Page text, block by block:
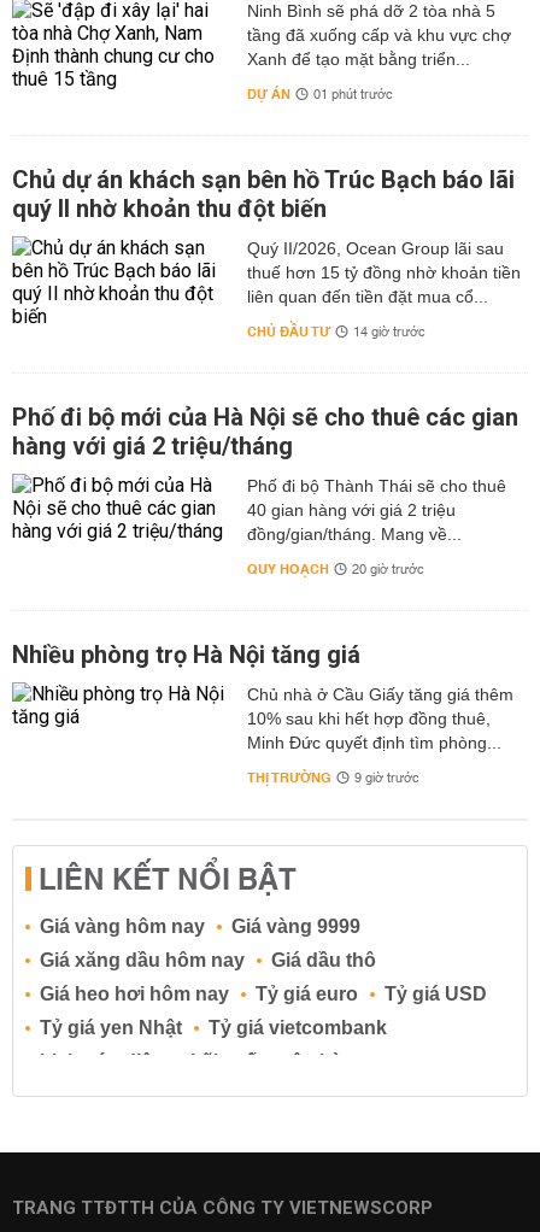
Ninh Bình sẽ phá dỡ 2 tòa nhà 5
tầng đã xuống cấp và khu vực chợ
Xanh để tạo mặt bằng triển...
DỰ ÁN 01 phút trước
Chủ dự án khách sạn bên hồ Trúc Bạch báo lãi
quý II nhờ khoản thu đột biến
Quý II/2026, Ocean Group lãi sau
thuế hơn 15 tỷ đồng nhờ khoản tiền
liên quan đến tiền đặt mua cổ...
CHỦ ĐẦU TƯ 14 giờ trước
Phố đi bộ mới của Hà Nội sẽ cho thuê các gian
hàng với giá 2 triệu/tháng
Phố đi bộ Thành Thái sẽ cho thuê
40 gian hàng với giá 2 triệu
đồng/gian/tháng. Mang về...
QUY HOẠCH 20 giờ trước
Nhiều phòng trọ Hà Nội tăng giá
Chủ nhà ở Cầu Giấy tăng giá thêm
10% sau khi hết hợp đồng thuê,
Minh Đức quyết định tìm phòng...
THỊ TRƯỜNG 9 giờ trước
LIÊN KẾT NỔI BẬT
Giá vàng hôm nay
Giá vàng 9999
Giá xăng dầu hôm nay
Giá dầu thô
Giá heo hơi hôm nay
Tỷ giá euro
Tỷ giá USD
Tỷ giá yen Nhật
Tỷ giá vietcombank
Lịch cúp điện
Lãi suất ngân hàng
Lãi suất tiết kiệm
Lãi suất tiền gửi
Lãi suất ngân hàng BIDV
TRANG TTĐTTH CỦA CÔNG TY VIETNEWSCORP